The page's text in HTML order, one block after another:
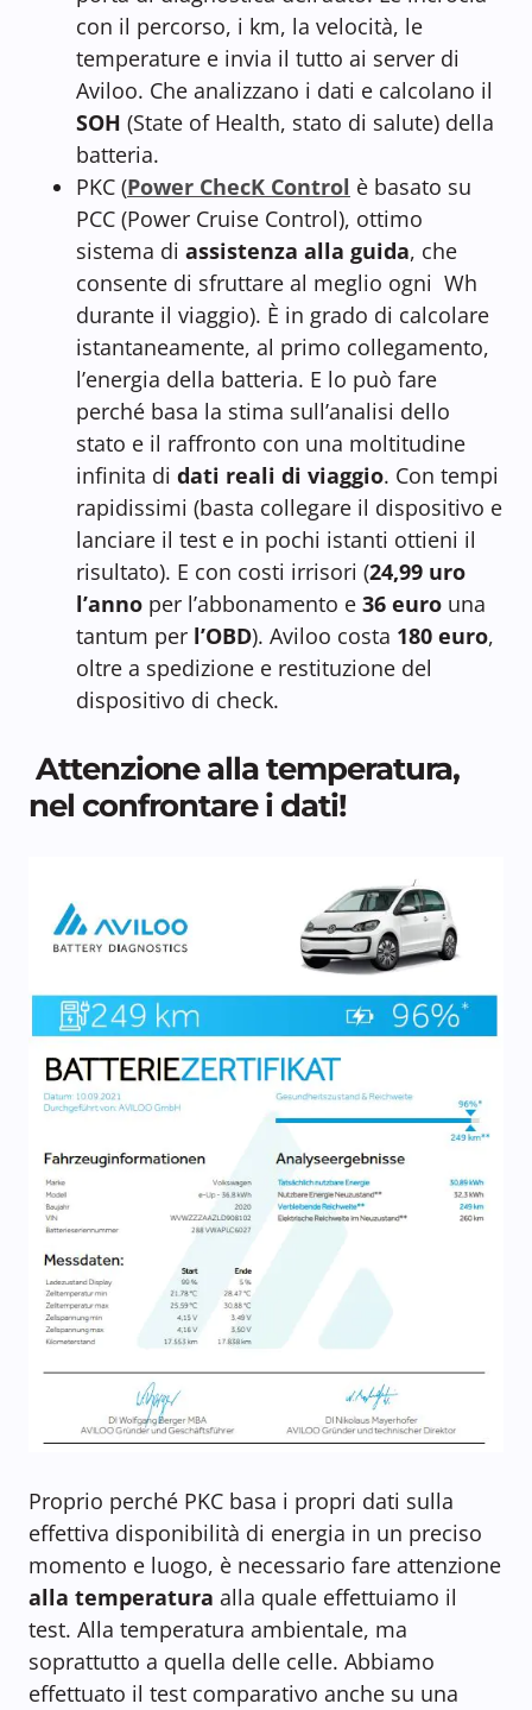
con il percorso, i km, la velocità, le
temperature e invia il tutto ai server di
Aviloo. Che analizzano i dati e calcolano il
SOH (State of Health, stato di salute) della
batteria.
PKC (Power ChecK Control è basato su
PCC (Power Cruise Control), ottimo
sistema di assistenza alla guida, che
consente di sfruttare al meglio ogni Wh
durante il viaggio). È in grado di calcolare
istantaneamente, al primo collegamento,
l’energia della batteria. E lo può fare
perché basa la stima sull’analisi dello
stato e il raffronto con una moltitudine
infinita di dati reali di viaggio. Con tempi
rapidissimi (basta collegare il dispositivo e
lanciare il test e in pochi istanti ottieni il
risultato). E con costi irrisori (24,99 uro
l’anno per l’abbonamento e 36 euro una
tantum per l’OBD). Aviloo costa 180 euro,
oltre a spedizione e restituzione del
dispositivo di check.
Attenzione alla temperatura,
nel confrontare i dati!
Proprio perché PKC basa i propri dati sulla
effettiva disponibilità di energia in un preciso
momento e luogo, è necessario fare attenzione
alla temperatura alla quale effettuiamo il
test. Alla temperatura ambientale, ma
soprattutto a quella delle celle. Abbiamo
effettuato il test comparativo anche su una